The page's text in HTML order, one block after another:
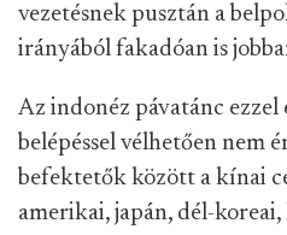
vezetésnek pusztán a
irányából fakadóan is
Az indonéz pávatánc ezzel
belépéssel vélhetően nem
befektetők között a kínai
amerikai, japán, dél-